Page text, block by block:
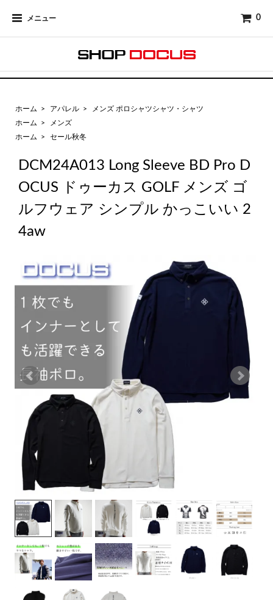
メニュー 0
ホーム > アパレル >
メンズ ポロシャツシャツ・シャツ
ホーム
>
メンズ
ホーム
> セール秋冬
DCM24A013 Long Sleeve BD Pro D
OCUS ドゥーカス GOLF メンズ ゴ
ルフウェア シンプル かっこいい 2
4aw